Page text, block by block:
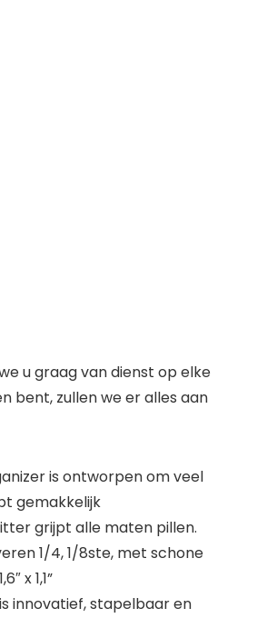
u graag van dienst op elke
bent, zullen we er alles aan
is ontworpen om veel
gemakkelijk
grijpt alle maten pillen.
1/4, 1/8ste, met schone
x 1,1”
is innovatief, stapelbaar en